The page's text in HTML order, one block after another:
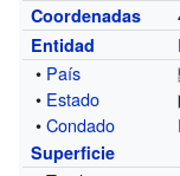
Coordenadas
Entidad
• País
• Estado
•Condado
Superficie